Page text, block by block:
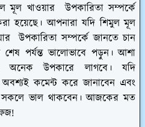
খাওয়ার উপকারিতা সম্পর্কে
হয়েছে। আপনারা যদি শিমুল মূল
উপকারিতা সম্পর্কে জানতে চান
পর্যন্ত ভালোভাবে পড়ুন। আশা
অনেক উপকারে লাগবে। যদি
কমেন্ট করে জানাবেন এবং
সকলে ভাল থাকবেন। আজকের মত